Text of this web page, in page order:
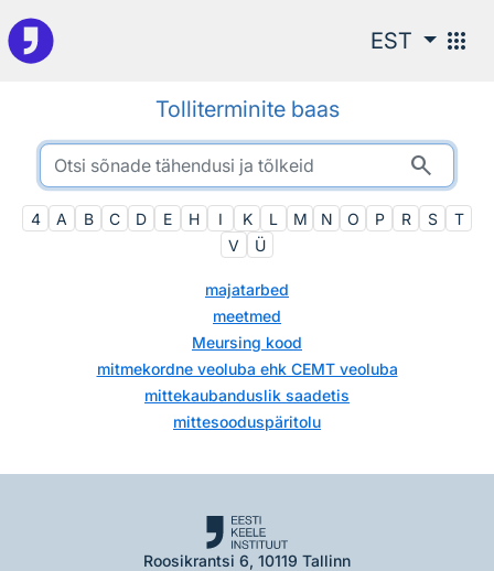
Otsingu juurde
EST apps
Tolliterminite baas
search
4 A B C D E H I K L M N O P R S
T
V
Ü
majatarbed
meetmed
Meursing kood
mitmekordne veoluba ehk CEMT veoluba
mittekaubanduslik saadetis
mittesooduspäritolu
Roosikrantsi 6, 10119 Tallinn